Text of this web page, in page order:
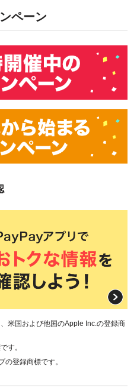
ペーン
米国および他国のApple Inc.の登録商
す。
の登録商標です。